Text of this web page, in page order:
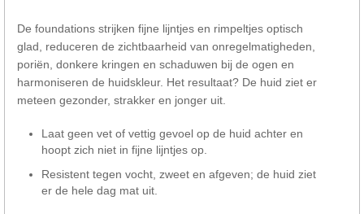
De foundations strijken fijne lijntjes en rimpeltjes optisch
glad, reduceren de zichtbaarheid van onregelmatigheden,
poriën, donkere kringen en schaduwen bij de ogen en
harmoniseren de huidskleur. Het resultaat? De huid ziet er
meteen gezonder, strakker en jonger uit.
Laat geen vet of vettig gevoel op de huid achter en
hoopt zich niet in fijne lijntjes op.
Resistent tegen vocht, zweet en afgeven; de huid ziet
er de hele dag mat uit.